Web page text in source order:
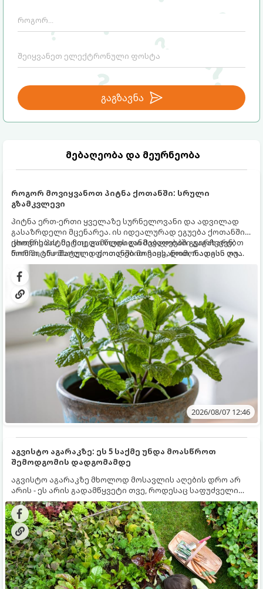
გაგზავნა
მებაღეობა და მეურნეობა
როგორ მოვიყვანოთ პიტნა ქოთანში: სრული
გზამკვლევი
პიტნა ერთ-ერთი ყველაზე სურნელოვანი და ადვილად
გასაზრდელი მცენარეა. ის იდეალურად ეგუება ქოთანში
ცხოვრებას, მეტიც, გამოცდილი მებაღეები გვირჩევენ,
რომ პიტნა მხოლოდ ქოთანში მოვიყვანოთ, რადგან ღია
გრუნტში (ბაღში) დარგვისას ის ფესვებით ძალიან
სწრაფად ვრცელდება და სხვა მცენარეებს ავიწროებს.
ქოთნის პიტნა მთელი წლის განმავლობაში გაგახარებთ
ნორჩი, არომატული ფოთლებით ჩაის, ლიმონათისა თუ
კერძებისთვის.
2026/08/07 12:46
აგვისტო აგარაკზე: ეს 5 საქმე უნდა მოასწროთ
შემოდგომის დადგომამდე
აგვისტო აგარაკზე მხოლოდ მოსავლის აღების დრო არ
არის - ეს არის გადამწყვეტი თვე, როდესაც საფუძველი
ეყრება მომავალი წლის მოსავალს და ბაღი მზადდება
შემოდგომა-ზამთრის სეზონისთვის. იმისათვის, რომ
ნიადაგმა ენერგია აღიდგინოს, ხოლო მცენარეებმა
ზამთარს გაუძლონ, აგვისტოს ბოლომდე 5
მნიშვნელოვანი საქმის გაკეთება უნდა მოასწროთ: